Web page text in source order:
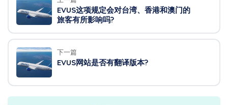
EVUS这项规定会对台湾、香港和澳门的
旅客有所影响吗?
下一篇
EVUS网站是否有翻译版本?